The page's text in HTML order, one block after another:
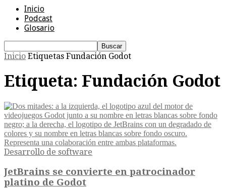
Inicio
Podcast
Glosario
Inicio Etiquetas Fundación Godot
Etiqueta: Fundación Godot
Desarrollo de software
JetBrains se convierte en patrocinador
platino de Godot